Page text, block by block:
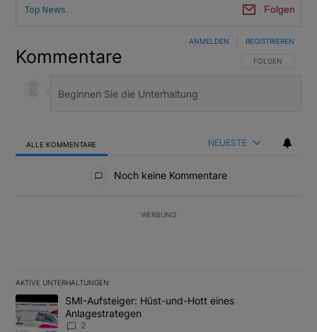
Top News Folgen
Kommentare FOLGE DIESER
FOLGEN
ANMELDEN REGISTRIEREN
ALLE KOMMENTARE NEUESTE
Noch keine Kommentare
WERBUNG
AKTIVE UNTERHALTUNGEN
Das Folgende ist eine Liste der am meisten kommentierten
Ein Trendartikel mit dem Titel "SMI-Aufsteiger: Hüst-und-Hott
SMI-Aufsteiger: Hüst-und-Hott eines
Anlagestrategen
2